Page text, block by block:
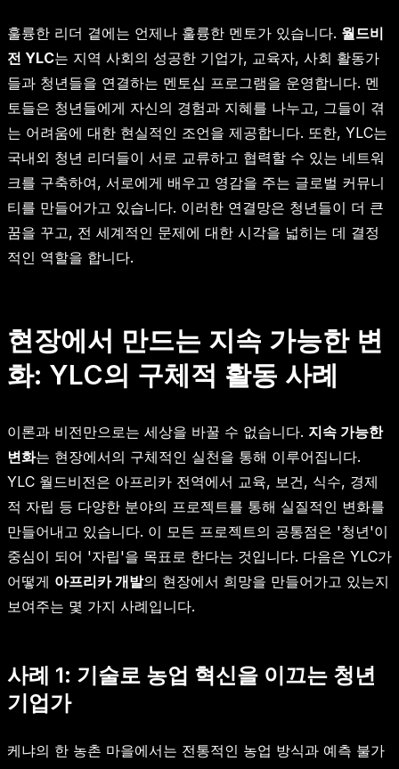
훌륭한 리더 곁에는 언제나 훌륭한 멘토가 있습니다. 월드비
전 YLC는 지역 사회의 성공한 기업가, 교육자, 사회 활동가
들과 청년들을 연결하는 멘토십 프로그램을 운영합니다. 멘
토들은 청년들에게 자신의 경험과 지혜를 나누고, 그들이 겪
는 어려움에 대한 현실적인 조언을 제공합니다. 또한, YLC는
국내외 청년 리더들이 서로 교류하고 협력할 수 있는 네트워
크를 구축하여, 서로에게 배우고 영감을 주는 글로벌 커뮤니
티를 만들어가고 있습니다. 이러한 연결망은 청년들이 더 큰
꿈을 꾸고, 전 세계적인 문제에 대한 시각을 넓히는 데 결정
적인 역할을 합니다.
현장에서 만드는 지속 가능한 변
화: YLC의 구체적 활동 사례
이론과 비전만으로는 세상을 바꿀 수 없습니다. 지속 가능한
변화는 현장에서의 구체적인 실천을 통해 이루어집니다.
YLC 월드비전은 아프리카 전역에서 교육, 보건, 식수, 경제
적 자립 등 다양한 분야의 프로젝트를 통해 실질적인 변화를
만들어내고 있습니다. 이 모든 프로젝트의 공통점은 '청년'이
중심이 되어 '자립'을 목표로 한다는 것입니다. 다음은 YLC가
어떻게 아프리카 개발의 현장에서 희망을 만들어가고 있는지
보여주는 몇 가지 사례입니다.
사례 1: 기술로 농업 혁신을 이끄는 청년
기업가
케냐의 한 농촌 마을에서는 전통적인 농업 방식과 예측 불가